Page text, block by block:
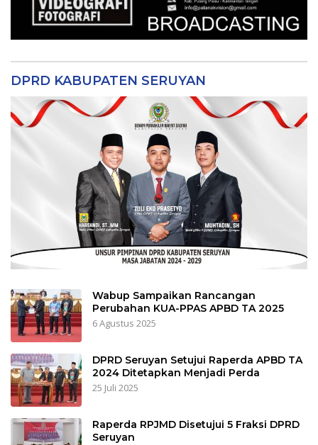
DPRD KABUPATEN SERUYAN
Wabup Sampaikan Rancangan
Perubahan KUA-PPAS APBD TA 2025
6 Agustus 2025
DPRD Seruyan Setujui Raperda APBD TA
2024 Ditetapkan Menjadi Perda
25 Juli 2025
Raperda RPJMD Disetujui 5 Fraksi DPRD
Seruyan